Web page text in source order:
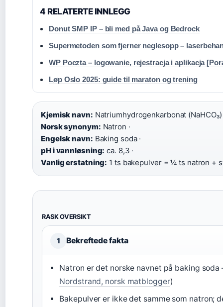
4 RELATERTE INNLEGG
Donut SMP IP – bli med på Java og Bedrock
Supermetoden som fjerner neglesopp –
WP Poczta – logowanie, rejestracja i aplikacja
Løp Oslo 2025: guide til maraton og trening
Kjemisk navn: Natriumhydrogenkarbonat (NaHCO₃)
Norsk synonym: Natron ·
Engelsk navn: Baking soda ·
pH i vannløsning: ca. 8,3 ·
Vanlig erstatning: 1 ts bakepulver = ¼ ts natron +
RASK OVERSIKT
1 Bekreftede fakta
Natron er det norske navnet på baking
Nordstrand, norsk matblogger)
Bakepulver er ikke det samme som natron;